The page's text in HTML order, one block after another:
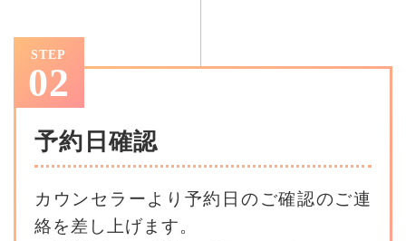
STEP
02
予約日確認
カウンセラーより予約日のご確認のご連
絡を差し上げます。